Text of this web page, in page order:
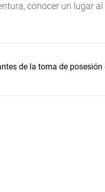
conocer un lugar al
de la toma de posesión